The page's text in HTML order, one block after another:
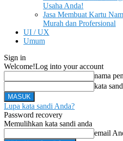
Usaha Anda!
Jasa Membuat Kartu
Murah dan Profersional
UI / UX
Umum
Sign in
Welcome!Log into your account
nama
kata
Lupa kata sandi Anda?
Password recovery
Memulihkan kata sandi anda
email